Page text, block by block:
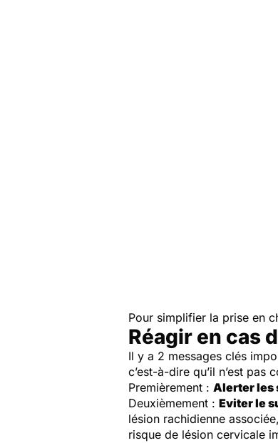
Pour simplifier la prise en
Réagir en cas
Il y a 2 messages clés
c’est-à-dire qu’il n’est
Premièrement : Alerter les
Deuxièmement : Eviter le
lésion rachidienne
risque de lésion cervicale